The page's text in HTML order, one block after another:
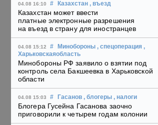
04.08 16:10 # Казахстан , въезд
Казахстан может ввести
платные электронные разрешения
на въезд в страну для иностранцев
04.08 15:12 # Минобороны , спецоперация ,
Харьковскаяобласть
Минобороны РФ заявило о взятии под
контроль села Бакшеевка в Харьковской
области
04.08 15:03 # Гасанов , блогеры , налоги
Блогера Гусейна Гасанова заочно
приговорили к четырем годам колонии